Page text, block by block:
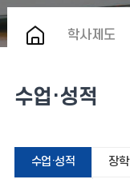
학사제도
수업·성적
수업·성적 장학